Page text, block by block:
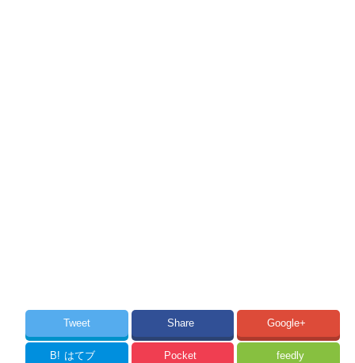
Tweet Share Google+
B! はてブ Pocket feedly